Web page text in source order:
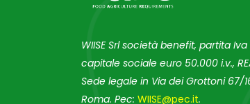
WIISE Srl società benefit, partita Iva
capitale sociale euro 50.000 i.v.,
Sede legale in Via dei Grottoni 67/
Roma. Pec: WIISE@pec.it.